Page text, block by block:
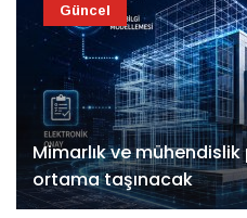
Mimarlık ve
ortama taşınacak
Güncel